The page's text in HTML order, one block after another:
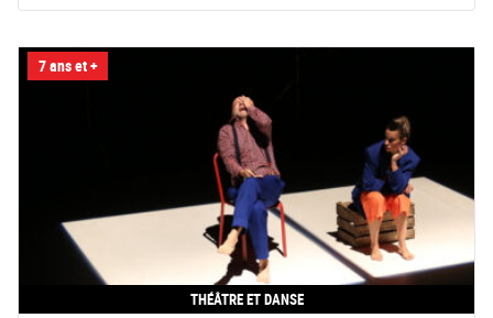
7 ans et +
THÉÂTRE ET DANSE